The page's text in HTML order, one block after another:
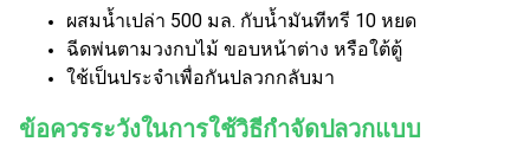
ผสมน้ำเปล่า 500 มล. กับน้ำมันทีทรี 10 หยด
ฉีดพ่นตามวงกบไม้ ขอบหน้าต่าง หรือใต้ตู้
ใช้เป็นประจำเพื่อกันปลวกกลับมา
ข้อควรระวังในการใช้วิธีกำจัดปลวกแบบ